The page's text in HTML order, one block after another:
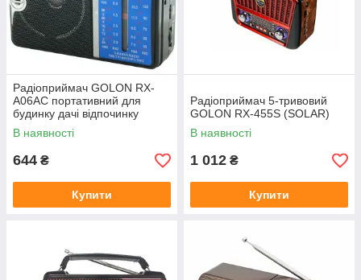
Радіоприймач GOLON RX-
A06AC портативний для
будинку дачі відпочинку
В наявності
644 ₴
Купити
Радіоприймач 5-тривовий
GOLON RX-455S (SOLAR)
В наявності
1 012 ₴
Купити